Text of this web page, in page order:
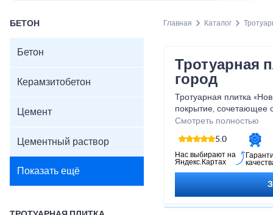
БЕТОН
Бетон
Керамзитобетон
Цемент
Цементный раствор
Показать ещё
Главная Каталог
Тротуарная
город
Тротуарная плитка
покрытие, сочетающее
прочность.
аккуратные и
нагрузкам и
устойчива к морозу,
идеально подходит для
Смотреть полностью
5.0
Нас выбирают на
Яндекс.Картах